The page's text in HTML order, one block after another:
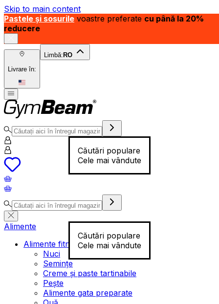
Skip to main content
Pastele și sosurile voastre preferate cu până la 20%
reducere
Livrare în:
Limbă: RO
Căutări populare
Cele mai vândute
Căutări populare
Cele mai vândute
Alimente
Alimente fitness
Nuci
Semințe
Creme și paste tartinabile
Pește
Alimente gata preparate